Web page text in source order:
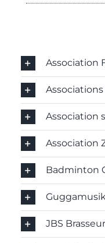
Association
Association
Association
Badminton
JBS